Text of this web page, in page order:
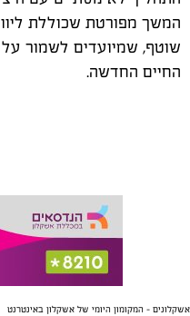
המשך מפורטת שכוללת
שוטף, שמיועדים לשמור על
החיים החדשה.
אשקלונים - המקומון היומי של אשקלון באינטרנט